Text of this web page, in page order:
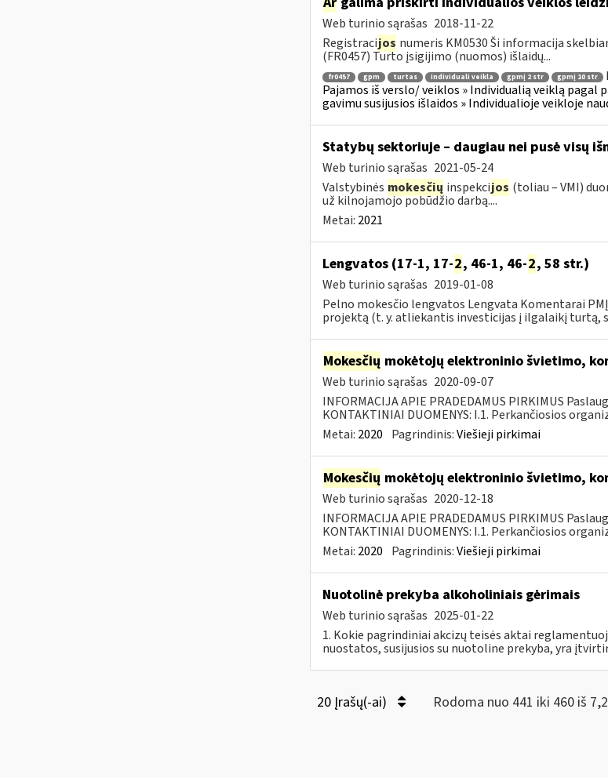
Web turinio sąrašas 2018-11-22
Registracijos numeris KM0530 Ši informacija
(FR0457) Turto įsigijimo (nuomos) išlaidų...
fr0457 gpm turtas individuali veikla gpmį 2 str gpmį 10 str
Pajamos iš verslo/ veiklos » Individualią veiklą pagal
gavimu susijusios išlaidos » Individualioje veikloje
Statybų sektoriuje – daugiau nei pusė visų
Web turinio sąrašas 2021-05-24
Valstybinės mokesčių inspekcijos (toliau – VMI)
už kilnojamojo pobūdžio darbą....
Metai: 2021
Lengvatos (17-1, 17-2, 46-1, 46-2, 58 str.)
Web turinio sąrašas 2019-01-08
Pelno mokesčio lengvatos Lengvata Komentarai
projektą (t. y. atliekantis investicijas į ilgalaikį turtą,
Mokesčių mokėtojų elektroninio švietimo,
Web turinio sąrašas 2020-09-07
INFORMACIJA APIE PRADEDAMUS PIRKIMUS
KONTAKTINIAI DUOMENYS: I.1. Perkančiosios
Metai: 2020 Pagrindinis:Viešieji pirkimai
Mokesčių mokėtojų elektroninio švietimo,
Web turinio sąrašas 2020-12-18
INFORMACIJA APIE PRADEDAMUS PIRKIMUS
KONTAKTINIAI DUOMENYS: I.1. Perkančiosios
Metai: 2020 Pagrindinis:Viešieji pirkimai
Nuotolinė prekyba alkoholiniais gėrimais
Web turinio sąrašas 2025-01-22
1. Kokie pagrindiniai akcizų teisės aktai
nuostatos, susijusios su nuotoline prekyba, yra
20 Įrašų(-ai) Rodoma nuo 441 iki 460 iš